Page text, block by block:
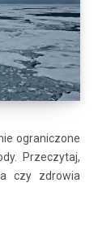
ograniczone
Przeczytaj,
czy zdrowia